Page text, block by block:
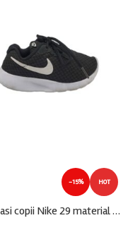
-15% HOT
Adidasi copii Nike 29 material textil, negru